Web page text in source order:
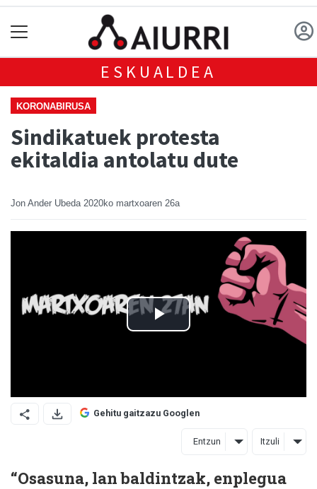
ESKUALDEA
KORONABIRUSA
Sindikatuek protesta
ekitaldia antolatu dute
Jon Ander Ubeda 2020ko martxoaren 26a
Gehitu gaitzazu Googlen
Entzun Itzuli
“Osasuna, lan baldintzak, enplegua